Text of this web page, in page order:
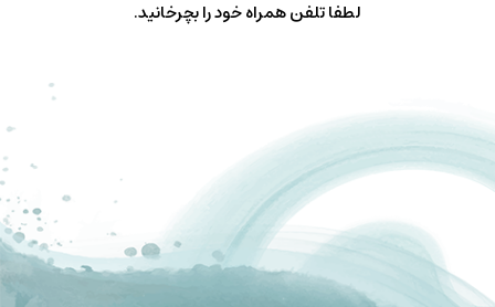
لطفا تلفن همراه خود را بچرخانید.